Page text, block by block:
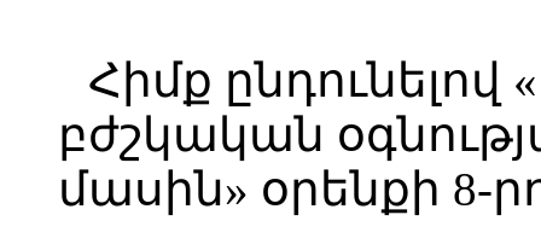
Հիմք ընդունելով
բժշկական
մասին» օրենքի 8-